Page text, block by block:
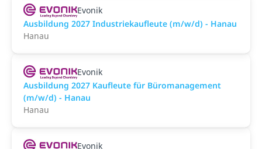
Evonik
Ausbildung 2027 Industriekaufleute (m/w/d) - Hanau
Hanau
Evonik
Ausbildung 2027 Kaufleute für Büromanagement
(m/w/d) - Hanau
Hanau
Evonik